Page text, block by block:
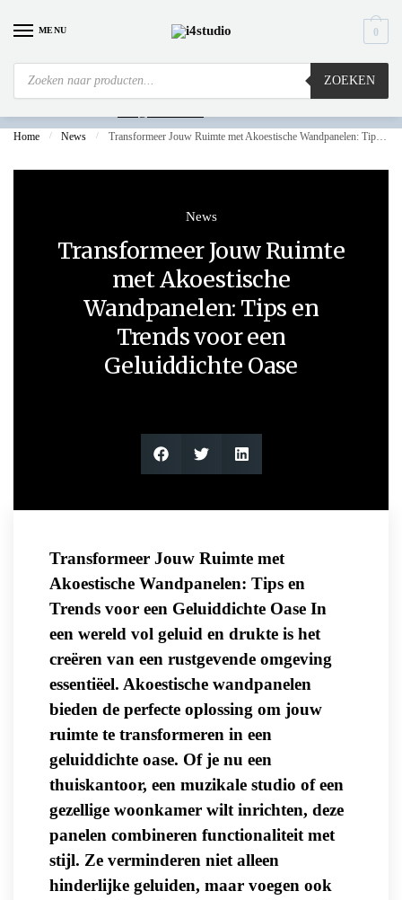
MENU
ZOEKEN
0
Home / News / Transformeer Jouw Ruimte met Akoestische Wandpanelen: Tips en Trends voor een Geluiddichte Oase
News
Transformeer Jouw Ruimte
met Akoestische
Wandpanelen: Tips en
Trends voor een
Geluiddichte Oase
Transformeer Jouw Ruimte met
Akoestische Wandpanelen: Tips en
Trends voor een Geluiddichte Oase In
een wereld vol geluid en drukte is het
creëren van een rustgevende omgeving
essentiëel. Akoestische wandpanelen
bieden de perfecte oplossing om jouw
ruimte te transformeren in een
geluiddichte oase. Of je nu een
thuiskantoor, een muzikale studio of een
gezellige woonkamer wilt inrichten, deze
panelen combineren functionaliteit met
stijl. Ze verminderen niet alleen
hinderlijke geluiden, maar voegen ook